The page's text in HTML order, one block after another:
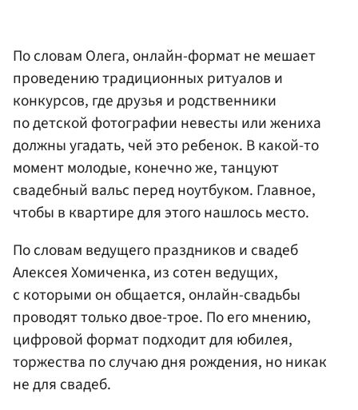
По словам Олега, онлайн-формат не мешает
проведению традиционных ритуалов и
конкурсов, где друзья и родственники
по детской фотографии невесты или жениха
должны угадать, чей это ребенок. В какой-то
момент молодые, конечно же, танцуют
свадебный вальс перед ноутбуком. Главное,
чтобы в квартире для этого нашлось место.
По словам ведущего праздников и свадеб
Алексея Хомиченка, из сотен ведущих,
с которыми он общается, онлайн-свадьбы
проводят только двое-трое. По его мнению,
цифровой формат подходит для юбилея,
торжества по случаю дня рождения, но никак
не для свадеб.